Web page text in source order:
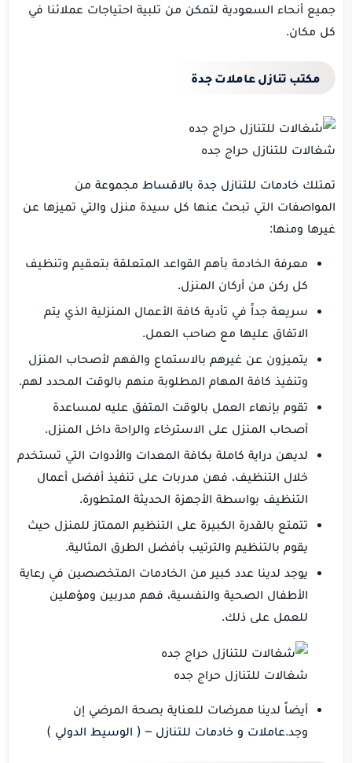
جميع أنحاء السعودية لتمكن من تلبية احتياجات عملائنا في
كل مكان.
مكتب تنازل عاملات جدة
شغالات للتنازل حراج جده
تمتلك خادمات للتنازل جدة بالاقساط مجموعة من
المواصفات التي تبحث عنها كل سيدة منزل والتي تميزها عن
غيرها ومنها:
معرفة الخادمة بأهم القواعد المتعلقة بتعقيم وتنظيف
كل ركن من أركان المنزل.
سريعة جداً في تأدية كافة الأعمال المنزلية الذي يتم
الاتفاق عليها مع صاحب العمل.
يتميزون عن غيرهم بالاستماع والفهم لأصحاب المنزل
وتنفيذ كافة المهام المطلوبة منهم بالوقت المحدد لهم.
تقوم بإنهاء العمل بالوقت المتفق عليه لمساعدة
أصحاب المنزل على الاسترخاء والراحة داخل المنزل.
لديهن دراية كاملة بكافة المعدات والأدوات التي تستخدم
خلال التنظيف، فهن مدربات على تنفيذ أفضل أعمال
التنظيف بواسطة الأجهزة الحديثة المتطورة.
تتمتع بالقدرة الكبيرة على التنظيم الممتاز للمنزل حيث
يقوم بالتنظيم والترتيب بأفضل الطرق المثالية.
يوجد لدينا عدد كبير من الخادمات المتخصصين في رعاية
الأطفال الصحية والنفسية، فهم مدربين ومؤهلين
للعمل على ذلك.
شغالات للتنازل حراج جده
أيضاً لدينا ممرضات للعناية بصحة المرضي إن
وجد.عاملات و خادمات للتنازل – ( الوسيط الدولي )